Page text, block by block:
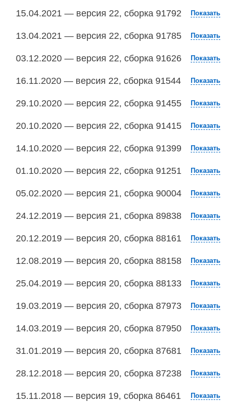
15.04.2021 — версия 22, сборка 91792 Показать
13.04.2021 — версия 22, сборка 91785 Показать
03.12.2020 — версия 22, сборка 91626 Показать
16.11.2020 — версия 22, сборка 91544 Показать
29.10.2020 — версия 22, сборка 91455 Показать
20.10.2020 — версия 22, сборка 91415 Показать
14.10.2020 — версия 22, сборка 91399 Показать
01.10.2020 — версия 22, сборка 91251 Показать
05.02.2020 — версия 21, сборка 90004 Показать
24.12.2019 — версия 21, сборка 89838 Показать
20.12.2019 — версия 20, сборка 88161 Показать
12.08.2019 — версия 20, сборка 88158 Показать
25.04.2019 — версия 20, сборка 88133 Показать
19.03.2019 — версия 20, сборка 87973 Показать
14.03.2019 — версия 20, сборка 87950 Показать
31.01.2019 — версия 20, сборка 87681 Показать
28.12.2018 — версия 20, сборка 87238 Показать
15.11.2018 — версия 19, сборка 86461 Показать